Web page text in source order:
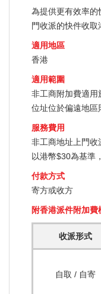
為提供更有效率的
門收派的快件收取
適用地區
香港
適用範圍
非工商附加費適用
位址位於偏遠地區
服務費用
非工商地址上門收
以港幣$30為基準
付款方式
寄方或收方
附香港派件附加費
收派形式
自取 / 自寄